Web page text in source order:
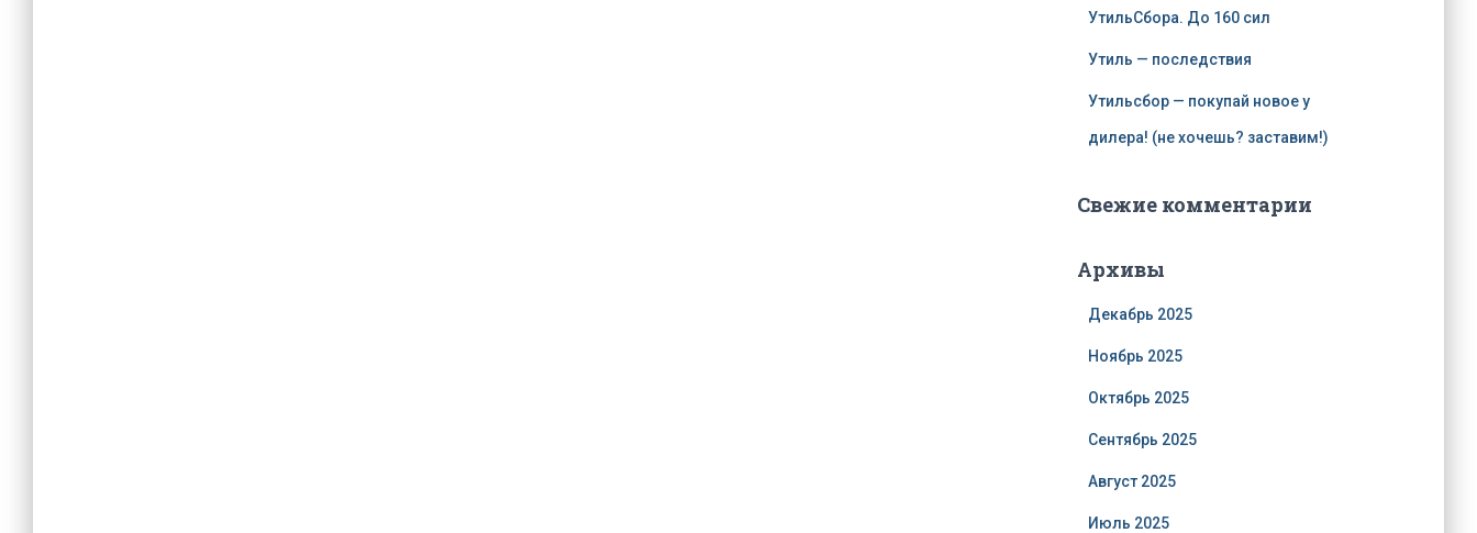
УтильСбора. До 160 сил
Утиль — последствия
Утильсбор — покупай новое у
дилера! (не хочешь? заставим!)
Свежие комментарии
Архивы
Декабрь 2025
Ноябрь 2025
Октябрь 2025
Сентябрь 2025
Август 2025
Июль 2025